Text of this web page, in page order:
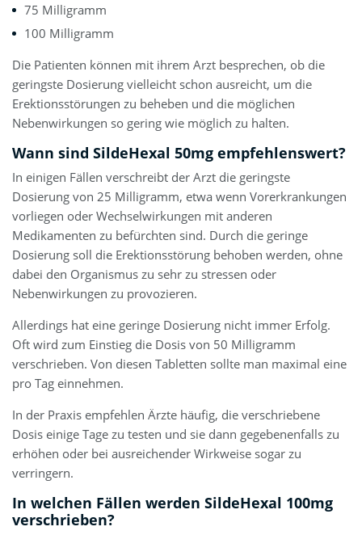
75 Milligramm
100 Milligramm
Die Patienten können mit ihrem Arzt besprechen, ob die
geringste Dosierung vielleicht schon ausreicht, um die
Erektionsstörungen zu beheben und die möglichen
Nebenwirkungen so gering wie möglich zu halten.
Wann sind SildeHexal 50mg empfehlenswert?
In einigen Fällen verschreibt der Arzt die geringste
Dosierung von 25 Milligramm, etwa wenn Vorerkrankungen
vorliegen oder Wechselwirkungen mit anderen
Medikamenten zu befürchten sind. Durch die geringe
Dosierung soll die Erektionsstörung behoben werden, ohne
dabei den Organismus zu sehr zu stressen oder
Nebenwirkungen zu provozieren.
Allerdings hat eine geringe Dosierung nicht immer Erfolg.
Oft wird zum Einstieg die Dosis von 50 Milligramm
verschrieben. Von diesen Tabletten sollte man maximal eine
pro Tag einnehmen.
In der Praxis empfehlen Ärzte häufig, die verschriebene
Dosis einige Tage zu testen und sie dann gegebenenfalls zu
erhöhen oder bei ausreichender Wirkweise sogar zu
verringern.
In welchen Fällen werden SildeHexal 100mg
verschrieben?